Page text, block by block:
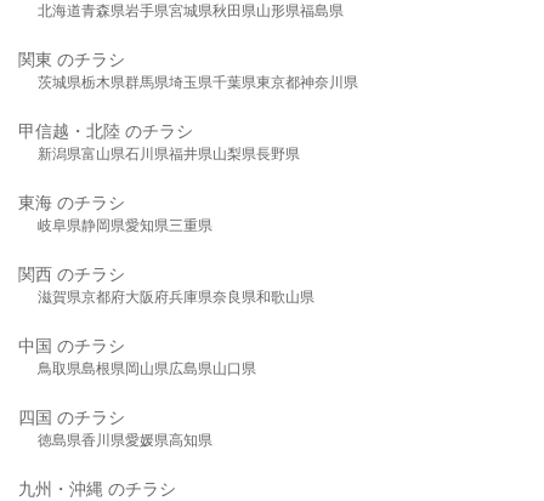
北海道青森県岩手県宮城県秋田県山形県福島県
関東 のチラシ
茨城県栃木県群馬県埼玉県千葉県東京都神奈川県
甲信越・北陸 のチラシ
新潟県富山県石川県福井県山梨県長野県
東海 のチラシ
岐阜県静岡県愛知県三重県
関西 のチラシ
滋賀県京都府大阪府兵庫県奈良県和歌山県
中国 のチラシ
鳥取県島根県岡山県広島県山口県
四国 のチラシ
徳島県香川県愛媛県高知県
九州・沖縄 のチラシ